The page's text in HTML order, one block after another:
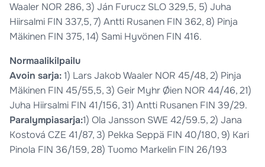
Waaler NOR 286, 3) Ján Furucz SLO 329,5, 5) Juha
Hiirsalmi FIN 337,5, 7) Antti Rusanen FIN 362, 8) Pinja
Mäkinen FIN 375, 14) Sami Hyvönen FIN 416.
Normaalikilpailu
Avoin sarja:1) Lars Jakob Waaler NOR 45/48, 2) Pinja
Mäkinen FIN 45/55,5, 3) Geir Myhr Øien NOR 44/46, 21)
Juha Hiirsalmi FIN 41/156, 31) Antti Rusanen FIN 39/29.
Paralympiasarja:1) Ola Jansson SWE 42/59.5, 2) Jana
Kostová CZE 41/87, 3) Pekka Seppä FIN 40/180, 9) Kari
Pinola FIN 36/159, 28) Tuomo Markelin FIN 26/193